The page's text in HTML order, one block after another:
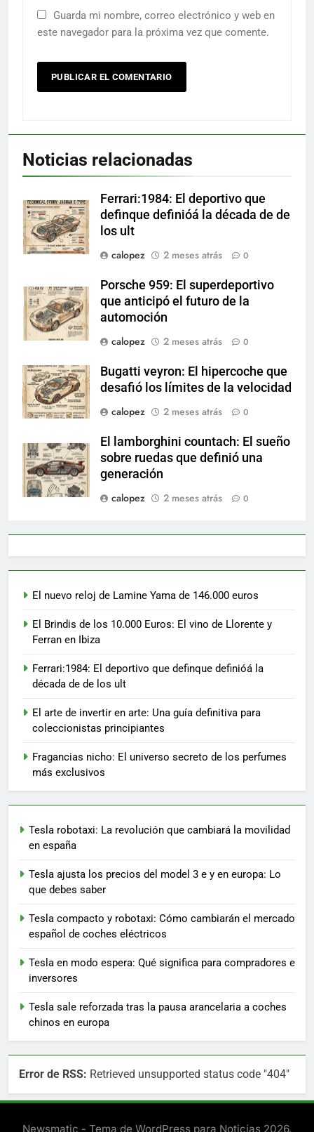
Guarda mi nombre, correo electrónico y web en
este navegador para la próxima vez que comente.
Noticias relacionadas
Ferrari:1984: El deportivo que
definque definióá la década de de
los ult
calopez
2 meses atrás 0
Porsche 959: El superdeportivo
que anticipó el futuro de la
automoción
calopez
2 meses atrás 0
Bugatti veyron: El hipercoche que
desafió los límites de la velocidad
calopez
2 meses atrás 0
El lamborghini countach: El sueño
sobre ruedas que definió una
generación
calopez
2 meses atrás 0
El nuevo reloj de Lamine Yama de 146.000 euros
El Brindis de los 10.000 Euros: El vino de Llorente y
Ferran en Ibiza
Ferrari:1984: El deportivo que definque definióá la
década de de los ult
El arte de invertir en arte: Una guía definitiva para
coleccionistas principiantes
Fragancias nicho: El universo secreto de los perfumes
más exclusivos
Tesla robotaxi: La revolución que cambiará la movilidad
en españa
Tesla ajusta los precios del model 3 e y en europa: Lo
que debes saber
Tesla compacto y robotaxi: Cómo cambiarán el mercado
español de coches eléctricos
Tesla en modo espera: Qué significa para compradores e
inversores
Tesla sale reforzada tras la pausa arancelaria a coches
chinos en europa
Error de RSS: Retrieved unsupported status code "404"
Newsmatic - Tema de WordPress para Noticias 2026.